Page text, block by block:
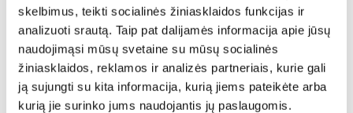
skelbimus, teikti socialinės žiniasklaidos funkcijas ir
analizuoti srautą. Taip pat dalijamės informacija apie jūsų
naudojimąsi mūsų svetaine su mūsų socialinės
žiniasklaidos, reklamos ir analizės partneriais, kurie gali
ją sujungti su kita informacija, kurią jiems pateikėte arba
kurią jie surinko jums naudojantis jų paslaugomis.
Trys adaptyvūs režimai individualiam sveikatingumo
poreikiui:
EF režimas (elektrodažninė mikrosrovių
stimuliacija):